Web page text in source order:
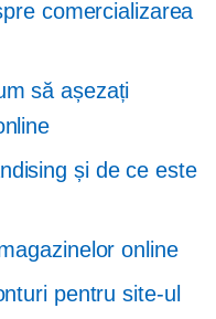
comercializarea
să așezați
și de ce este
online
pentru site-ul